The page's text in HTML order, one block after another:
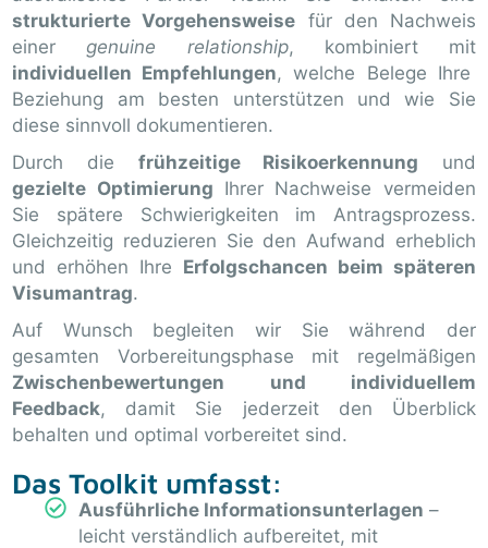
strukturierte Vorgehensweise für den Nachweis
einer genuine relationship, kombiniert mit
individuellen Empfehlungen, welche Belege Ihre
Beziehung am besten unterstützen und wie Sie
diese sinnvoll dokumentieren.
Durch die frühzeitige Risikoerkennung und
gezielte Optimierung Ihrer Nachweise vermeiden
Sie spätere Schwierigkeiten im Antragsprozess.
Gleichzeitig reduzieren Sie den Aufwand erheblich
und erhöhen Ihre Erfolgschancen beim späteren
Visumantrag.
Auf Wunsch begleiten wir Sie während der
gesamten Vorbereitungsphase mit regelmäßigen
Zwischenbewertungen und individuellem
Feedback, damit Sie jederzeit den Überblick
behalten und optimal vorbereitet sind.
Das Toolkit umfasst:
Ausführliche Informationsunterlagen –
leicht verständlich aufbereitet, mit